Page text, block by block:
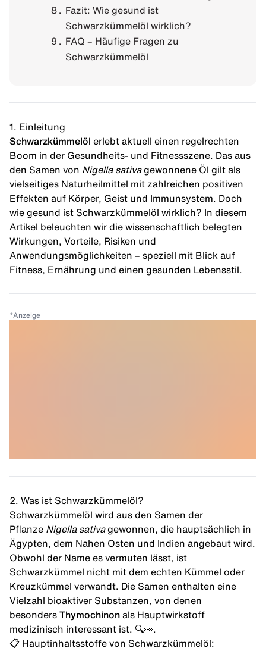
Fazit: Wie gesund ist
Schwarzkümmelöl wirklich?
FAQ – Häufige Fragen zu
Schwarzkümmelöl
1. Einleitung
Schwarzkümmelöl erlebt aktuell einen regelrechten
Boom in der Gesundheits- und Fitnessszene. Das aus
den Samen von Nigella sativagewonnene Öl gilt als
vielseitiges Naturheilmittel mit zahlreichen positiven
Effekten auf Körper, Geist und Immunsystem. Doch
wie gesund ist Schwarzkümmelöl wirklich? In diesem
Artikel beleuchten wir die wissenschaftlich belegten
Wirkungen, Vorteile, Risiken und
Anwendungsmöglichkeiten – speziell mit Blick auf
Fitness, Ernährung und einen gesunden Lebensstil.
*Anzeige
2. Was ist Schwarzkümmelöl?
Schwarzkümmelöl wird aus den Samen der
Pflanze Nigella sativagewonnen, die hauptsächlich in
Ägypten, dem Nahen Osten und Indien angebaut wird.
Obwohl der Name es vermuten lässt, ist
Schwarzkümmel nicht mit dem echten Kümmel oder
Kreuzkümmel verwandt. Die Samen enthalten eine
Vielzahl bioaktiver Substanzen, von denen
besonders Thymochinon als Hauptwirkstoff
medizinisch interessant ist. 🔍👀.
📋 Hauptinhaltsstoffe von Schwarzkümmelöl: